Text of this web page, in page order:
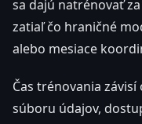
sa dajú natrénovať
zatiaľ čo hraničné
alebo mesiace
Čas trénovania
súboru údajov,